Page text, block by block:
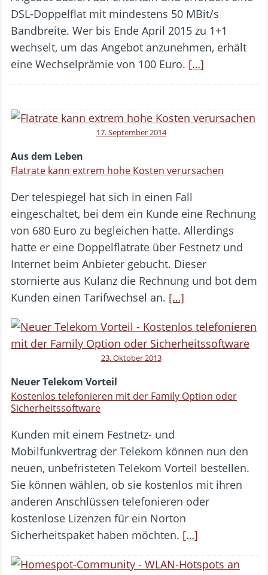
DSL-Doppelflat mit mindestens 50 MBit/s
Bandbreite. Wer bis Ende April 2015 zu 1+1
wechselt, um das Angebot anzunehmen, erhält
eine Wechselprämie von 100 Euro. […]
17. September 2014
Aus dem Leben
Flatrate kann extrem hohe Kosten verursachen
Der telespiegel hat sich in einen Fall
eingeschaltet, bei dem ein Kunde eine Rechnung
von 680 Euro zu begleichen hatte. Allerdings
hatte er eine Doppelflatrate über Festnetz und
Internet beim Anbieter gebucht. Dieser
stornierte aus Kulanz die Rechnung und bot dem
Kunden einen Tarifwechsel an. […]
23. Oktober 2013
Neuer Telekom Vorteil
Kostenlos telefonieren mit der Family Option oder
Sicherheitssoftware
Kunden mit einem Festnetz- und
Mobilfunkvertrag der Telekom können nun den
neuen, unbefristeten Telekom Vorteil bestellen.
Sie können wählen, ob sie kostenlos mit ihren
anderen Anschlüssen telefonieren oder
kostenlose Lizenzen für ein Norton
Sicherheitspaket haben möchten. […]